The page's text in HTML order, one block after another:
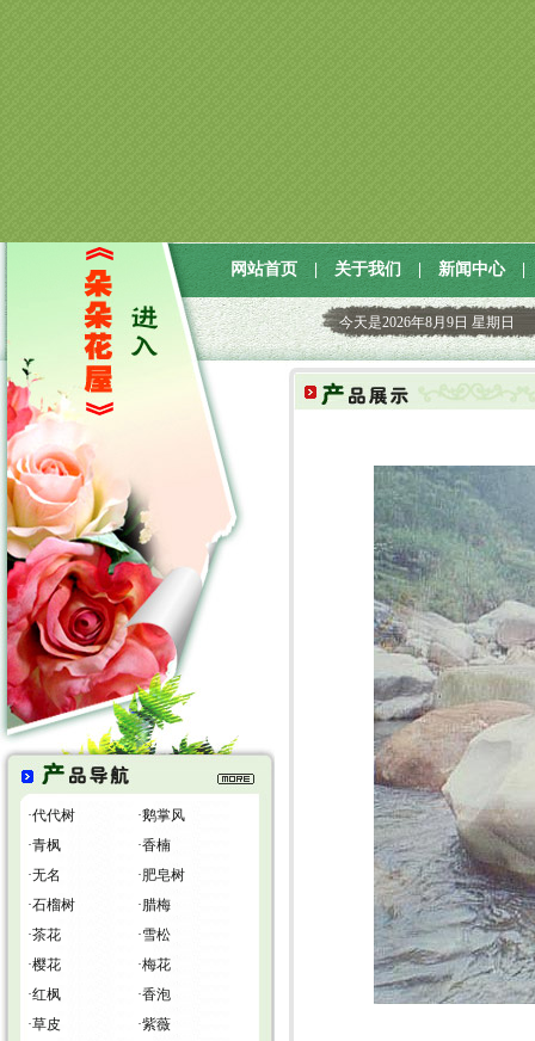
网站首页 关于我们 新闻中心 |
今天是2026年8月9日 星期日
·代代树 ·鹅掌风
·青枫 ·香楠
·无名 ·肥皂树
·石榴树 ·腊梅
·茶花 ·雪松
·樱花 ·梅花
·红枫 ·香泡
·草皮 ·紫薇